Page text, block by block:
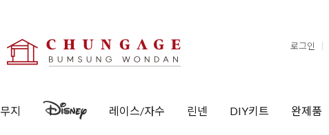
로그인
무지 레이스/자수 린넨 DIY키트 완제품